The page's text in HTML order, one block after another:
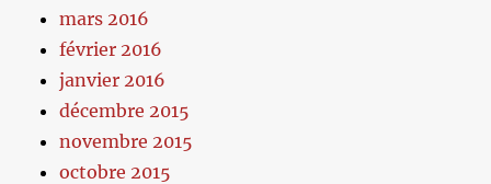
mars 2016
février 2016
janvier 2016
décembre 2015
novembre 2015
octobre 2015